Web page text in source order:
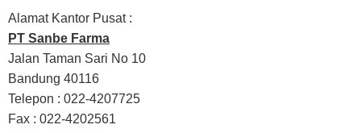
Alamat Kantor Pusat :
PT Sanbe Farma
Jalan Taman Sari No 10
Bandung 40116
Telepon : 022-4207725
Fax : 022-4202561